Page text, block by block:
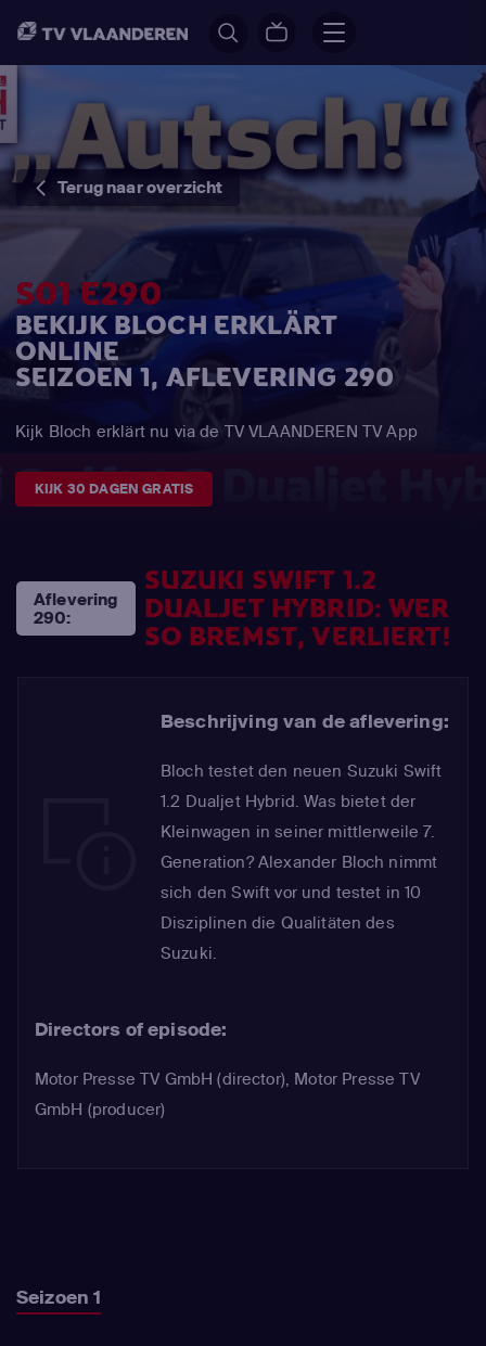
Terug naar overzicht
S01 E290
BEKIJK BLOCH ERKLÄRT
ONLINE
SEIZOEN 1, AFLEVERING 290
Kijk Bloch erklärt nu via de TV VLAANDEREN TV App
KIJK 30 DAGEN GRATIS
Aflevering
290:
SUZUKI SWIFT 1.2
DUALJET HYBRID: WER
SO BREMST, VERLIERT!
Beschrijving van de aflevering:
Bloch testet den neuen Suzuki Swift
1.2 Dualjet Hybrid. Was bietet der
Kleinwagen in seiner mittlerweile 7.
Generation? Alexander Bloch nimmt
sich den Swift vor und testet in 10
Disziplinen die Qualitäten des
Suzuki.
Directors of episode:
Motor Presse TV GmbH (director), Motor Presse TV
GmbH (producer)
Seizoen 1